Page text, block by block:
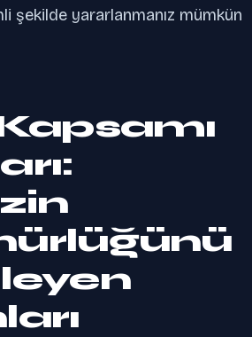
şekilde yararlanmanız mümkün